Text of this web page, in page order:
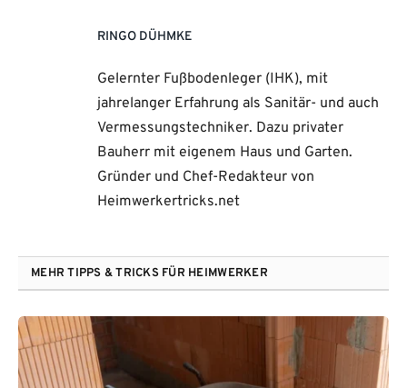
RINGO DÜHMKE
Gelernter Fußbodenleger (IHK), mit
jahrelanger Erfahrung als Sanitär- und auch
Vermessungstechniker. Dazu privater
Bauherr mit eigenem Haus und Garten.
Gründer und Chef-Redakteur von
Heimwerkertricks.net
MEHR TIPPS & TRICKS FÜR HEIMWERKER